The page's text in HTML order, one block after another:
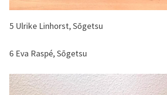
5 Ulrike Linhorst, Sōgetsu
6 Eva Raspé, Sōgetsu